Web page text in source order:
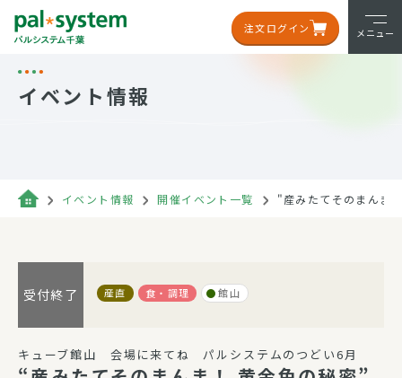
注文ログイン メニュー
イベント情報
イベント情報 開催イベント一覧 "産みたてそのまんま
受付終了 産直 食・調理 館山
キューブ館山 会場に来てね パルシステムのつどい6月